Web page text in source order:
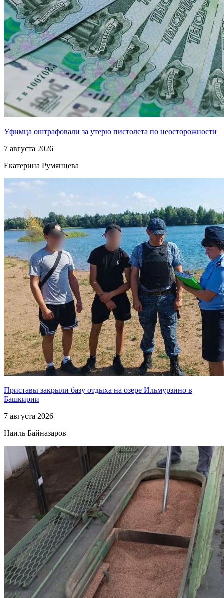
Уфимца оштрафовали за утерю пистолета по неосторожности
7 августа 2026
Екатерина Румянцева
Приставы закрыли базу отдыха на озере Ильмурзино в
Башкирии
7 августа 2026
Наиль Байназаров